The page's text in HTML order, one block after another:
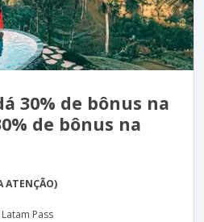
30% de bônus na
de bônus na
Pass